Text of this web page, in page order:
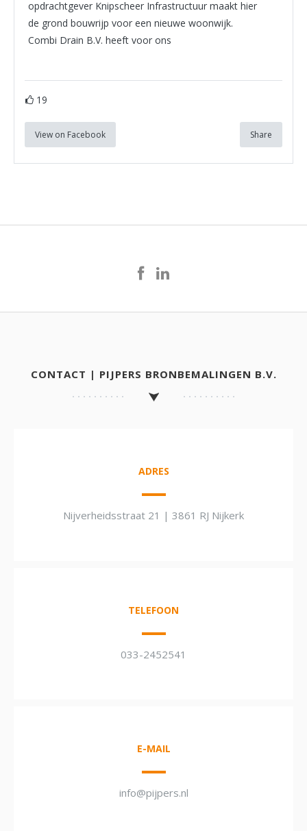
opdrachtgever Knipscheer Infrastructuur maakt hier
de grond bouwrijp voor een nieuwe woonwijk.
Combi Drain B.V. heeft voor ons
19
View on Facebook Share
CONTACT | PIJPERS BRONBEMALINGEN B.V.
ADRES
Nijverheidsstraat 21 | 3861 RJ Nijkerk
TELEFOON
033-2452541
E-MAIL
info@pijpers.nl